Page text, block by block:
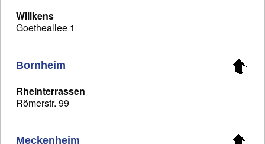
Willkens
Goetheallee 1
Bornheim
Rheinterrassen
Römerstr. 99
Meckenheim